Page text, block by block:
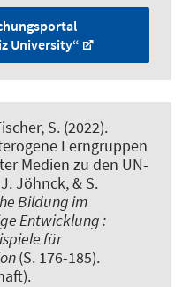
University“
S. (2022).
Lerngruppen
Medien zu den UN-
Jöhnck, & S.
Bildung im
Entwicklung :
für
(S. 176-185).